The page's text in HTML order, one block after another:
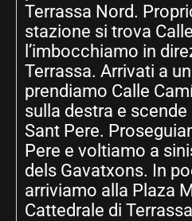
Terrassa Nord.
stazione si trova
l’imbocchiamo in
Terrassa. Arrivati a
prendiamo Calle
sulla destra e scende
Sant Pere.
Pere e voltiamo a
dels Gavatxons. In
arriviamo alla Plaza
Cattedrale di